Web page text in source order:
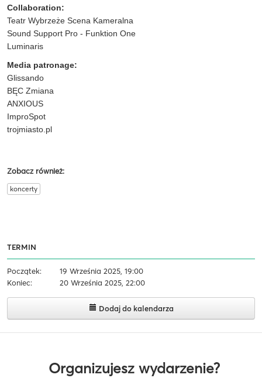
Collaboration:
Teatr Wybrzeże Scena Kameralna
Sound Support Pro - Funktion One
Luminaris
Media patronage:
Glissando
BĘC Zmiana
ANXIOUS
ImproSpot
trojmiasto.pl
Zobacz również:
koncerty
TERMIN
Początek:
19 Września 2025, 19:00
Koniec:
20 Września 2025, 22:00
Dodaj do kalendarza
Organizujesz wydarzenie?